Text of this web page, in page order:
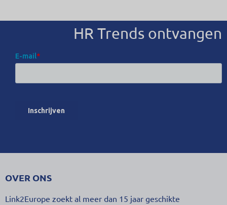
HR Trends ontvangen
OVER ONS
Link2Europe zoekt al meer dan 15 jaar geschikte